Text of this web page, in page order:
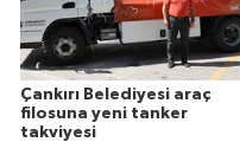
Çankırı Belediyesi araç
filosuna yeni tanker
takviyesi